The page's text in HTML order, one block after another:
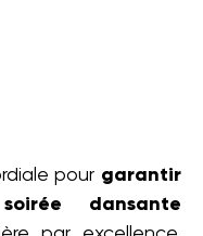
pour garantir
dansante